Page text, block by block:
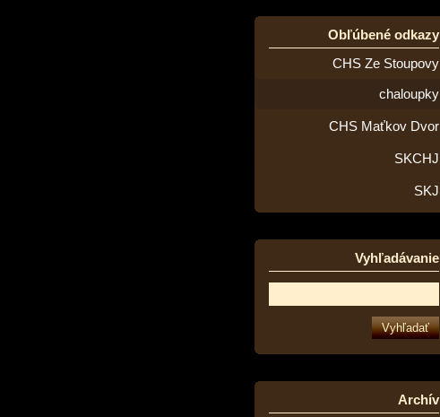
Obľúbené odkazy
CHS Ze Stoupovy
chaloupky
CHS Maťkov Dvor
SKCHJ
SKJ
Vyhľadávanie
Archív